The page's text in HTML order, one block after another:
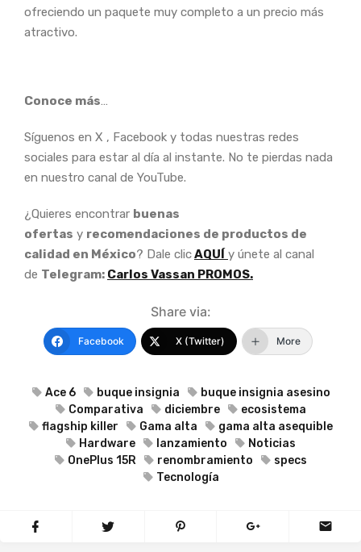
ofreciendo un paquete muy completo a un precio más
atractivo.
Conoce más…
Síguenos en X , Facebook y todas nuestras redes
sociales para estar al día al instante. No te pierdas nada
en nuestro canal de YouTube.
¿Quieres encontrar buenas
ofertas y recomendaciones de productos de
calidad en México? Dale clicAQUÍ y únete al canal
de Telegram: Carlos Vassan PROMOS.
Share via:
Facebook X (Twitter) More
Ace 6 buque insignia
buque insignia asesino
Comparativa
diciembre
ecosistema
flagship killer
Gama alta
gama alta asequible
Hardware
lanzamiento
Noticias
OnePlus 15R
renombramiento
specs
Tecnología